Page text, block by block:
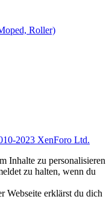
Roller)
2023 XenForo Ltd.
Inhalte zu personalisieren
zu halten, wenn du
Webseite erklärst du dich